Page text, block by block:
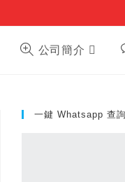
公司簡介
一鍵 Whatsapp 查